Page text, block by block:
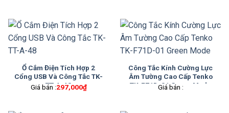
Ổ Cắm Điện Tích Hợp 2
Cổng USB Và Công Tắc TK-
TT-A-48
Giá bán :297,000₫
Công Tắc Kính Cường Lực
Âm Tường Cao Cấp Tenko
TK-F71D-01 Green Mode
Giá bán :